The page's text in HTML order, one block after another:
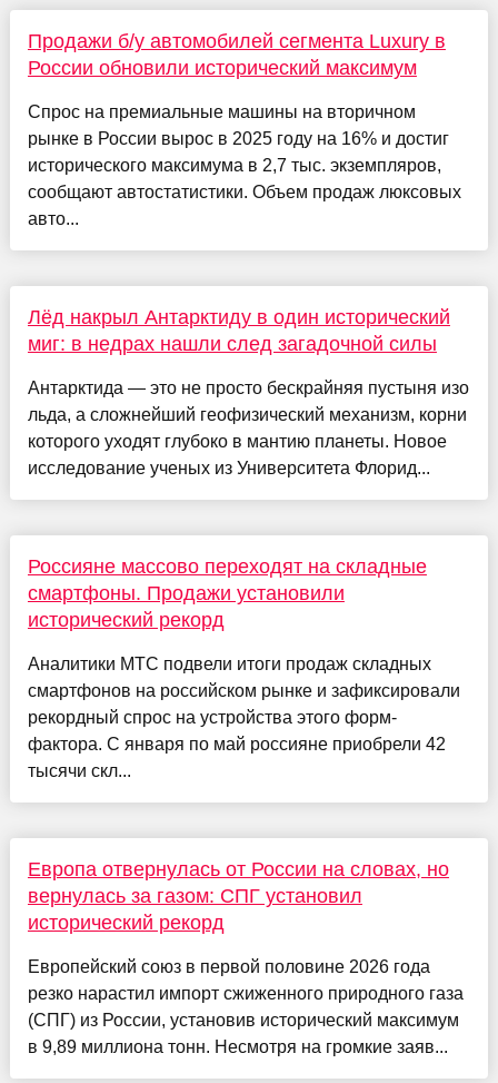
Продажи б/у автомобилей сегмента Luxury в
России обновили исторический максимум
Спрос на премиальные машины на вторичном
рынке в России вырос в 2025 году на 16% и достиг
исторического максимума в 2,7 тыс. экземпляров,
сообщают автостатистики. Объем продаж люксовых
авто...
Лёд накрыл Антарктиду в один исторический
миг: в недрах нашли след загадочной силы
Антарктида — это не просто бескрайняя пустыня изо
льда, а сложнейший геофизический механизм, корни
которого уходят глубоко в мантию планеты. Новое
исследование ученых из Университета Флорид...
Россияне массово переходят на складные
смартфоны. Продажи установили
исторический рекорд
Аналитики МТС подвели итоги продаж складных
смартфонов на российском рынке и зафиксировали
рекордный спрос на устройства этого форм-
фактора. С января по май россияне приобрели 42
тысячи скл...
Европа отвернулась от России на словах, но
вернулась за газом: СПГ установил
исторический рекорд
Европейский союз в первой половине 2026 года
резко нарастил импорт сжиженного природного газа
(СПГ) из России, установив исторический максимум
в 9,89 миллиона тонн. Несмотря на громкие заяв...